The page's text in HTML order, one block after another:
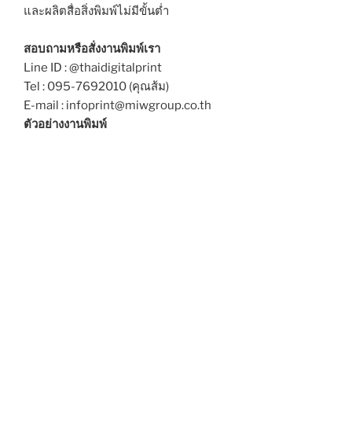
และผลิตสื่อสิ่งพิมพ์ไม่มีขั้นต่ำ
สอบถามหรือสั่งงานพิมพ์เรา
Line ID : @thaidigitalprint
Tel : 095-7692010 (คุณส้ม)
E-mail : infoprint@miwgroup.co.th
ตัวอย่างงานพิมพ์